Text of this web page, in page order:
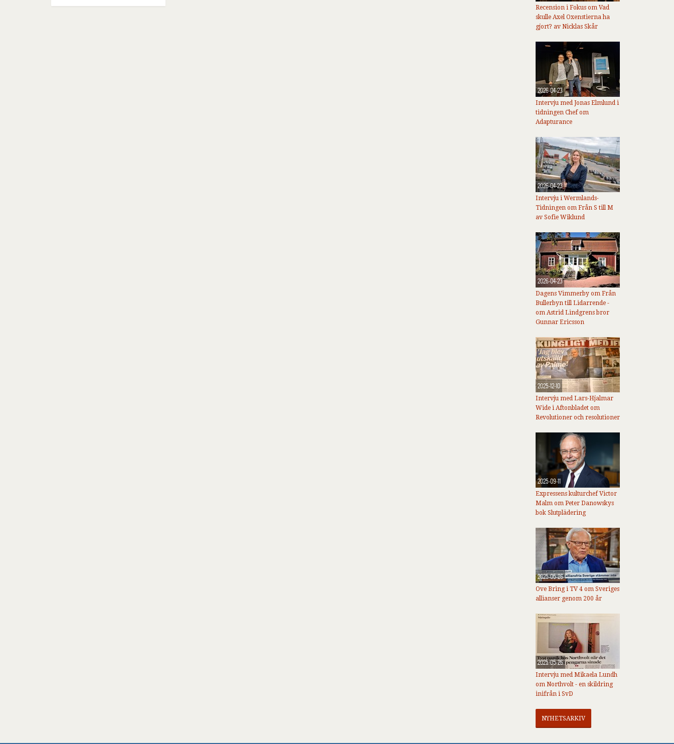
Recension i Fokus om Vad
skulle Axel Oxenstierna ha
gjort? av Nicklas Skår
2026-04-23
Intervju med Jonas Elmlund i
tidningen Chef om
Adapturance
2026-04-23
Intervju i Wermlands-
Tidningen om Från S till M
av Sofie Wiklund
2026-04-23
Dagens Vimmerby om Från
Bullerbyn till Lidarrende -
om Astrid Lindgrens bror
Gunnar Ericsson
2025-12-10
Intervju med Lars-Hjalmar
Wide i Aftonbladet om
Revolutioner och resolutioner
2025-09-11
Expressens kulturchef Victor
Malm om Peter Danowskys
bok Slutplädering
2025-05-26
Ove Bring i TV 4 om Sveriges
allianser genom 200 år
2025-05-26
Intervju med Mikaela Lundh
om Northvolt - en skildring
inifrån i SvD
NYHETSARKIV